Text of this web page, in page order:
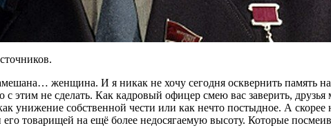
женщина. И я никак не хочу сегодня осквернить память
этим не сделать. Как кадровый офицер смею вас заверить,
унижение собственной чести или как нечто постыдное. А
товарищей на ещё более недосягаемую высоту. Которые